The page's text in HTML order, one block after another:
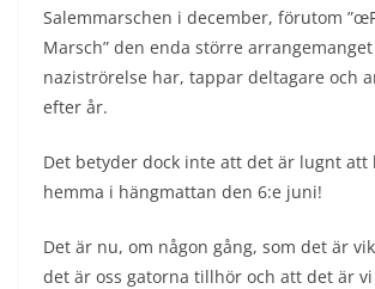
Salemmarschen i december, förutom
Marsch” den enda större
naziströrelse har, tappar deltagare och
efter år.
Det betyder dock inte att det är lugnt att
hemma i hängmattan den 6:e juni!
Det är nu, om någon gång, som det är
det är oss gatorna tillhör och att det är